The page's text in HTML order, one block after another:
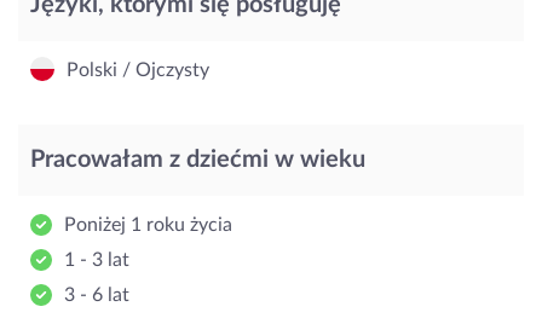
Polski / Ojczysty
Pracowałam z dziećmi w wieku
Poniżej 1 roku życia
1 - 3 lat
3 - 6 lat